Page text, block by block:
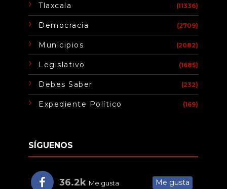
Tlaxcala (11336)
Democracia (2709)
Municipios (2082)
Legislativo (1685)
Debes Saber (232)
Expediente Político (169)
SÍGUENOS
36.2k Me gusta Me gusta